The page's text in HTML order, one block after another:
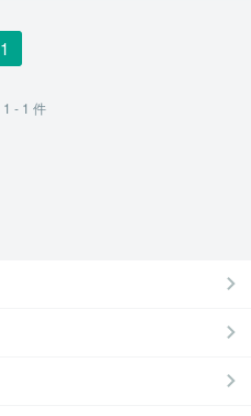
1
1 - 1 件